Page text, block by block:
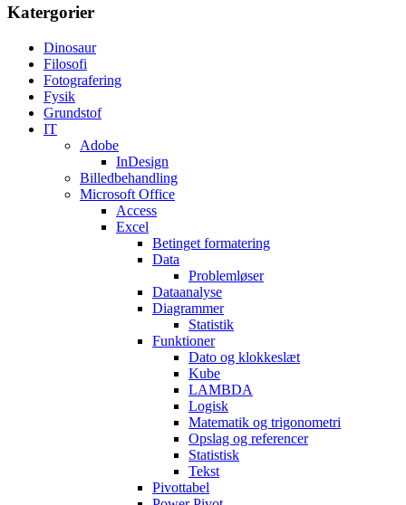
Katergorier
Dinosaur
Filosofi
Fotografering
Fysik
Grundstof
IT
Adobe
InDesign
Billedbehandling
Microsoft Office
Access
Excel
Betinget formatering
Data
Problemløser
Dataanalyse
Diagrammer
Statistik
Funktioner
Dato og klokkeslæt
Kube
LAMBDA
Logisk
Matematik og trigonometri
Opslag og referencer
Statistisk
Tekst
Pivottabel